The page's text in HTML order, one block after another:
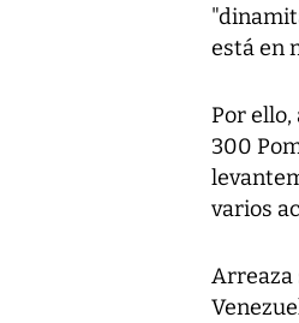
está en
Por
300
varios
Arreaza